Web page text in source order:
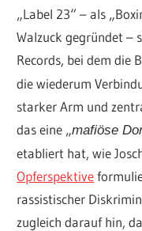
„Label 23“ – als
Walzuck gegründet –
Records, bei dem die
die wiederum
starker Arm und
das eine „mafiöse
etabliert hat, wie
Opferspektive
rassistischer
zugleich darauf hin,